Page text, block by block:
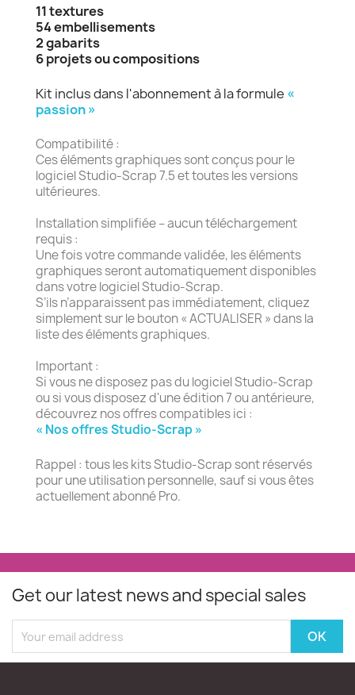
11 textures
54 embellisements
2 gabarits
6 projets ou compositions
Kit inclus dans l'abonnement à la formule «
passion »
Compatibilité :
Ces éléments graphiques sont conçus pour le
logiciel Studio-Scrap 7.5 et toutes les versions
ultérieures.
Installation simplifiée – aucun téléchargement
requis :
Une fois votre commande validée, les éléments
graphiques seront automatiquement disponibles
dans votre logiciel Studio-Scrap.
S’ils n’apparaissent pas immédiatement, cliquez
simplement sur le bouton « ACTUALISER » dans la
liste des éléments graphiques.
Important :
Si vous ne disposez pas du logiciel Studio-Scrap
ou si vous disposez d'une édition 7 ou antérieure,
découvrez nos offres compatibles ici :
« Nos offres Studio-Scrap »
Rappel : tous les kits Studio-Scrap sont réservés
pour une utilisation personnelle, sauf si vous êtes
actuellement abonné Pro.
Get our latest news and special sales